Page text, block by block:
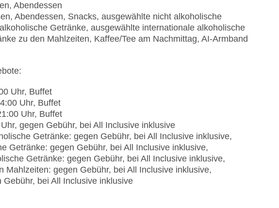
Abendessen
Abendessen, Snacks, ausgewählte nicht alkoholische
Getränke, ausgewählte internationale alkoholische
zu den Mahlzeiten, Kaffee/Tee am Nachmittag, AI-Armband
Uhr, Buffet
Uhr, Buffet
Uhr, Buffet
gegen Gebühr, bei All Inclusive inklusive
Getränke: gegen Gebühr, bei All Inclusive inklusive,
Getränke: gegen Gebühr, bei All Inclusive inklusive,
Getränke: gegen Gebühr, bei All Inclusive inklusive,
Mahlzeiten: gegen Gebühr, bei All Inclusive inklusive,
bei All Inclusive inklusive